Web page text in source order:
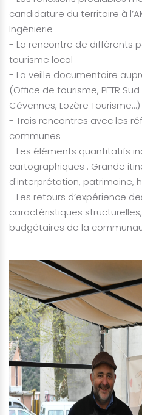
candidature du territoire à
Ingénierie
- La rencontre de différents
tourisme local
- La veille documentaire
(Office de tourisme, PETR
Cévennes, Lozère Tourisme…)
- Trois rencontres avec les
communes
- Les éléments quantitatifs
cartographiques : Grande
d'interprétation, patrimoine,
- Les retours d’expérience
caractéristiques
budgétaires de la